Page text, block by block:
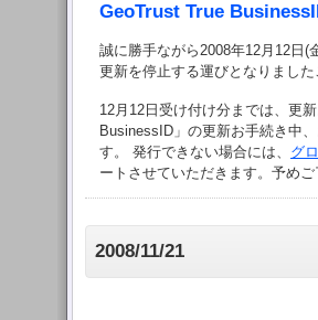
GeoTrust True
誠に勝手ながら2008年12月12日(
更新を停止する運びとなりました
12月12日受け付け分までは、更
BusinessID」の更新お手続き中
す。 発行できない場合には、 グ
ートさせていただきます。予めご
2008/11/21